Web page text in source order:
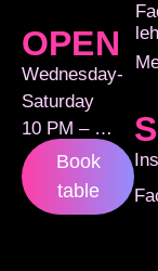
OPEN
Wednesday-
Saturday
10 PM – …
Book
table